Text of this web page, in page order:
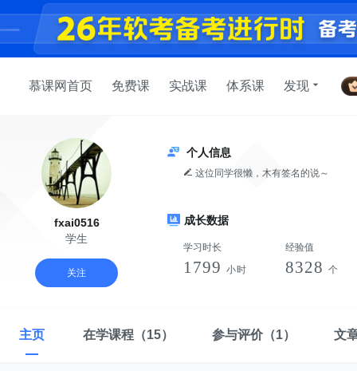
慕课网首页 免费课 实战课 体系课 发现
fxai0516
学生
关注
个人信息
这位同学很懒，木有签名的说～
成长数据
学习时长
1799 小时
经验值
8328 个
主页 在学课程 （15） 参与评价（1） 文